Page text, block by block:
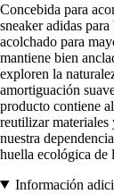
Concebida para
sneaker adidas
acolchado para
mantiene bien
exploren la
amortiguación
producto contiene
reutilizar materiales
nuestra
huella ecológica de
Información